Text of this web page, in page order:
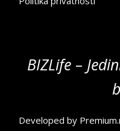
BIZLife –
Developed by